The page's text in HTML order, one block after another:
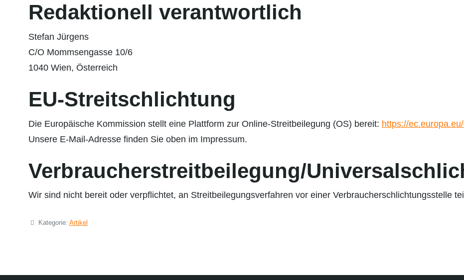
Redaktionell verantwortlich
Stefan Jürgens
C/O Mommsengasse 10/6
1040 Wien, Österreich
EU-Streitschlichtung
Die Europäische Kommission stellt eine Plattform zur Online-Streitbeilegung (OS) bereit: https://
Unsere E-Mail-Adresse finden Sie oben im Impressum.
Verbraucher­streit­beilegung/
Wir sind nicht bereit oder verpflichtet, an Streitbeilegungsverfahren vor einer Verbraucherschlichtungsstelle
DetailsKategorie: Artikel